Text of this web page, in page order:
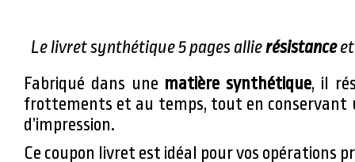
Le livret synthétique 5 pages allierésistance
Fabriqué dans une matière synthétique, il
frottements et au temps, tout en conservant
d’impression.
Ce coupon livret est idéal pour vos opérations